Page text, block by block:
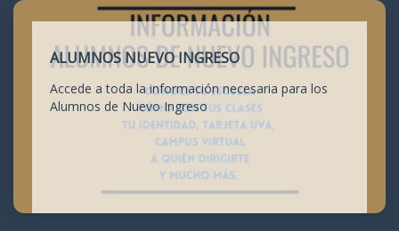
ALUMNOS NUEVO INGRESO
Accede a toda la información necesaria para los
Alumnos de Nuevo Ingreso